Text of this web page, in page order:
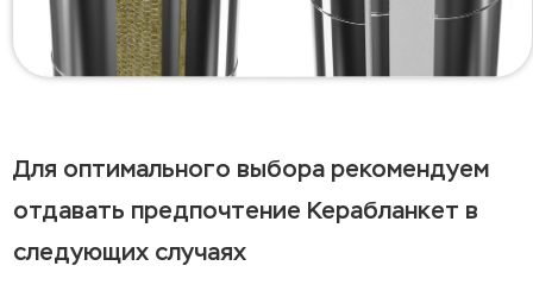
Для оптимального выбора рекомендуем
отдавать предпочтение Керабланкет в
следующих случаях